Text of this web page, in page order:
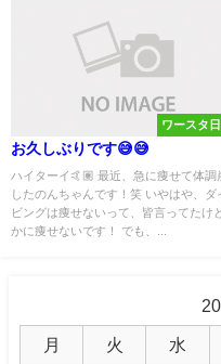
ワースタ
お久しぶりです😅😅
ハイターイ🤙🏽 最近、急に痩せて体調
したのんちゃんです！笑 いやはや、ダ
ビングは痩せないって、皆言ってたけ
かに痩せないです！ でも、...
月 火 水